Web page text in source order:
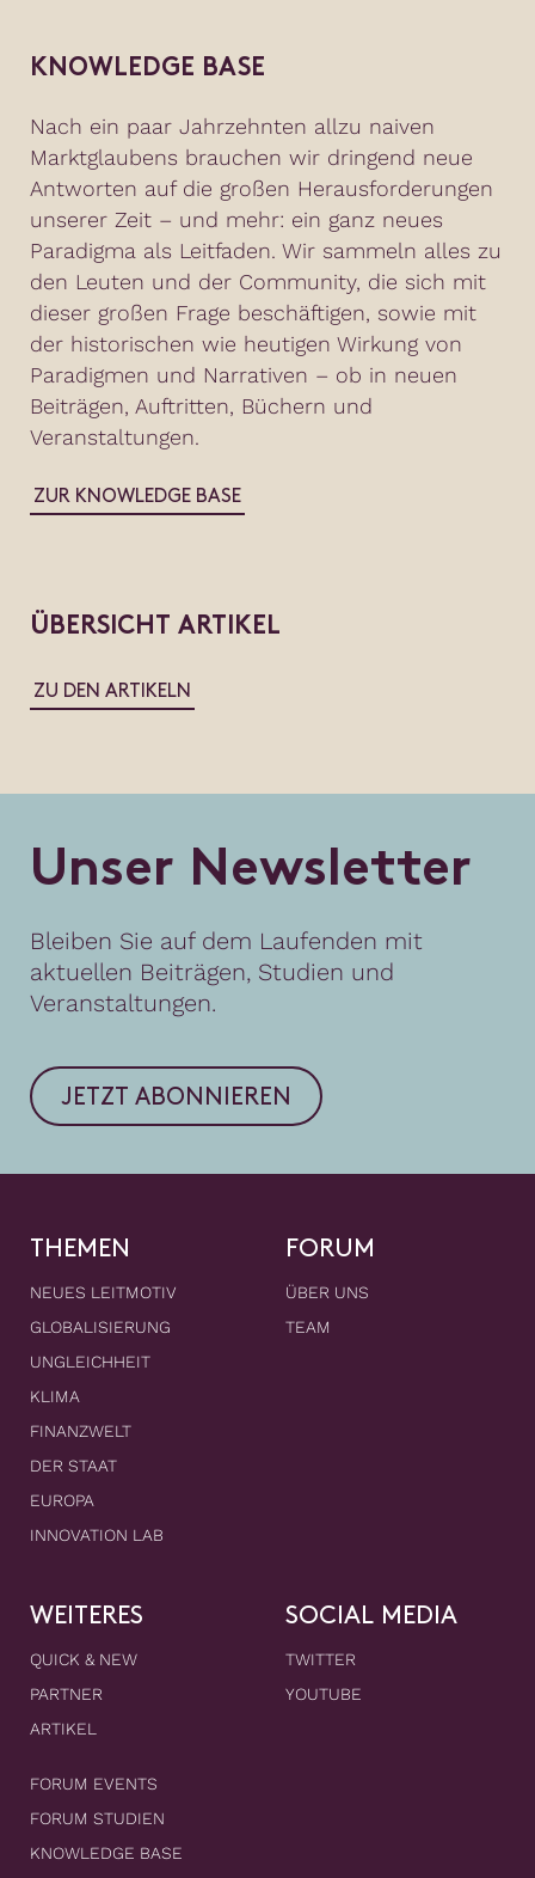
KNOWLEDGE BASE
Nach ein paar Jahrzehnten allzu naiven
Marktglaubens brauchen wir dringend neue
Antworten auf die großen Herausforderungen
unserer Zeit – und mehr: ein ganz neues
Paradigma als Leitfaden. Wir sammeln alles zu
den Leuten und der Community, die sich mit
dieser großen Frage beschäftigen, sowie mit
der historischen wie heutigen Wirkung von
Paradigmen und Narrativen – ob in neuen
Beiträgen, Auftritten, Büchern und
Veranstaltungen.
ZUR KNOWLEDGE BASE
ÜBERSICHT ARTIKEL
ZU DEN ARTIKELN
Unser Newsletter
Bleiben Sie auf dem Laufenden mit
aktuellen Beiträgen, Studien und
Veranstaltungen.
JETZT ABONNIEREN
THEMEN
NEUES LEITMOTIV
GLOBALISIERUNG
UNGLEICHHEIT
KLIMA
FINANZWELT
DER STAAT
EUROPA
INNOVATION LAB
FORUM
ÜBER UNS
TEAM
WEITERES
QUICK & NEW
PARTNER
ARTIKEL
FORUM EVENTS
FORUM STUDIEN
KNOWLEDGE BASE
SOCIAL MEDIA
TWITTER
YOUTUBE